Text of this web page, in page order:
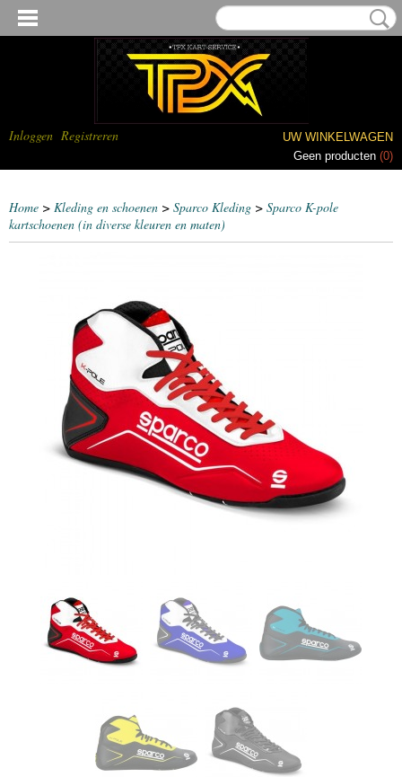
Inloggen Registreren
UW WINKELWAGEN
Geen producten (0)
Home > Kleding en schoenen > Sparco Kleding > Sparco K-pole
kartschoenen (in diverse kleuren en maten)